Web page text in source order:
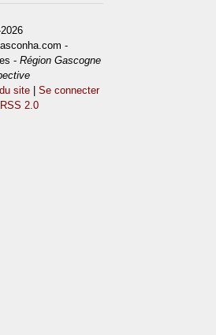
-
-Région Gascogne
site |Se connecter
RSS 2.0